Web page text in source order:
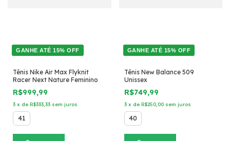
GANHE ATÉ 15% OFF
Tênis Nike Air Max Flyknit
Racer Next Nature Feminino
R$999,99
3 x de R$333,33 sem juros
41
GANHE ATÉ 15% OFF
Tênis New Balance 509
Unissex
R$749,99
3 x de R$250,00 sem juros
40